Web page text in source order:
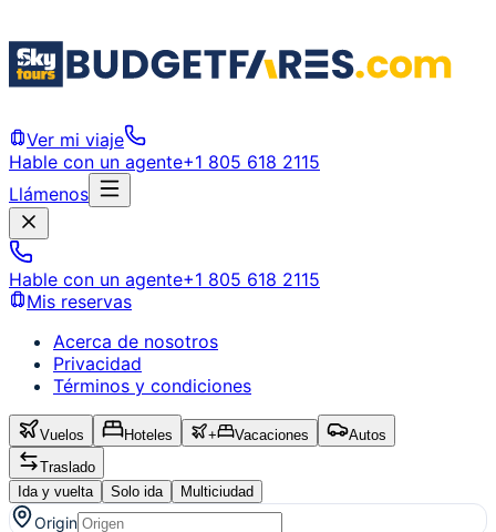
Ver mi viaje
Hable con un agente+1 805 618 2115
Llámenos
Hable con un agente+1 805 618 2115
Mis reservas
Acerca de nosotros
Privacidad
Términos y condiciones
Vuelos Hoteles + Vacaciones
Autos
Traslado
Ida y vuelta
Solo ida Multiciudad
Origin